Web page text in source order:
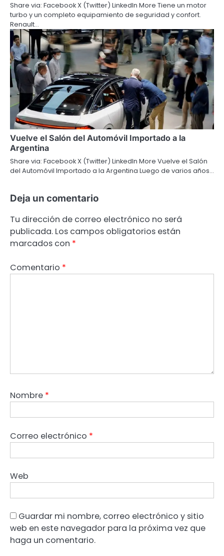
Share via: Facebook X (Twitter) LinkedIn More Tiene un motor
turbo y un completo equipamiento de seguridad y confort.
Renault…
Vuelve el Salón del Automóvil Importado a la
Argentina
Share via: Facebook X (Twitter) LinkedIn More Vuelve el Salón
del Automóvil Importado a la Argentina Luego de varios años…
Deja un comentario
Tu dirección de correo electrónico no será
publicada. Los campos obligatorios están
marcados con *
Comentario *
Nombre *
Correo electrónico *
Web
Guardar mi nombre, correo electrónico y sitio
web en este navegador para la próxima vez que
haga un comentario.